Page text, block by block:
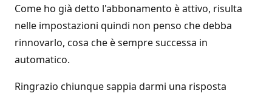
Come ho già detto l'abbonamento è attivo, risulta
nelle impostazioni quindi non penso che debba
rinnovarlo, cosa che è sempre successa in
automatico.
Ringrazio chiunque sappia darmi una risposta